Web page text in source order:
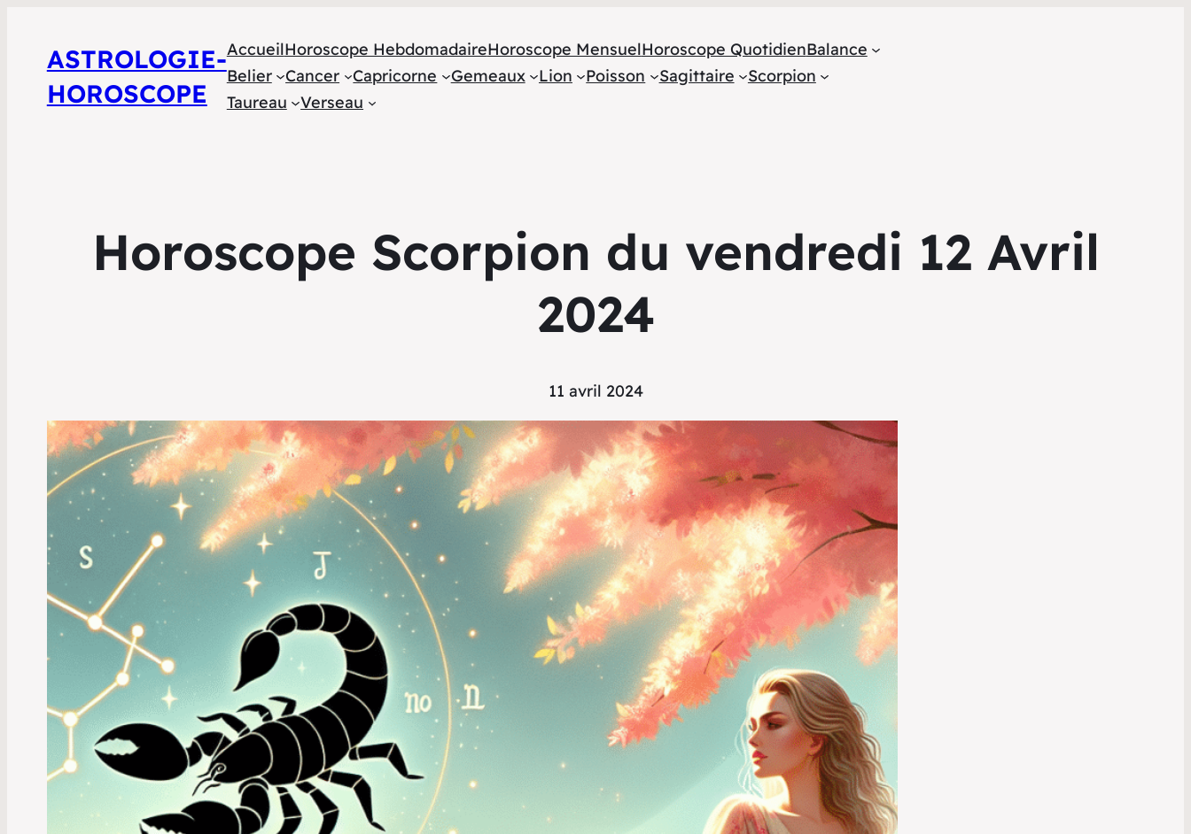
ASTROLOGIE-
HOROSCOPE
AccueilHoroscope HebdomadaireHoroscope MensuelHoroscope QuotidienBalance
Belier
Cancer Capricorne Gemeaux Lion Poisson Sagittaire
Scorpion
Taureau
Verseau
Horoscope Scorpion du vendredi 12 Avril
2024
11 avril 2024